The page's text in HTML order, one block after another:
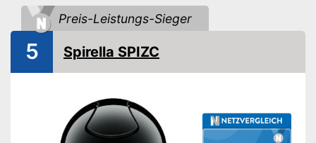
Ausstattung
Deckel abnehmbar
Anti-Fingerprint
One-Touch-Öffnung
Preis-Leistungs-Sieger
5 Spirella SPIZC